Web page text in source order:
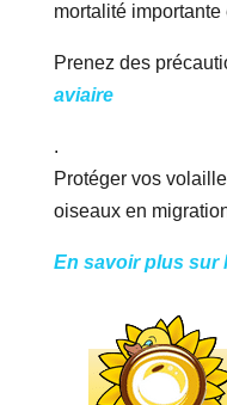
mortalité
Prenez des
aviaire
.
Protéger vos
oiseaux en
En savoir plus sur